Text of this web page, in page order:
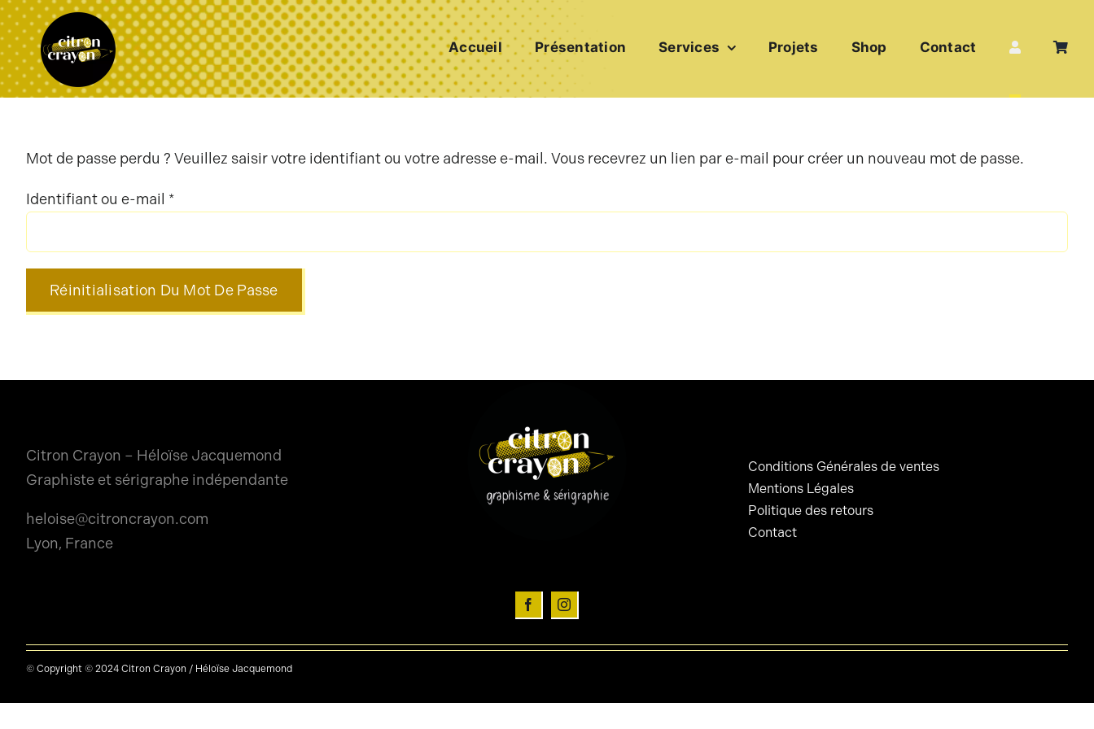
Passer
au
contenu
Accueil Présentation Services Projets Shop Contact
Mot de passe perdu ? Veuillez saisir votre identifiant ou votre adresse e-mail. Vous recevrez un lien par e-mail pour créer un nouveau mot de passe.
Identifiant ou e-mail *Obligatoire
Réinitialisation Du Mot De Passe
Citron Crayon – Héloïse Jacquemond
Graphiste et sérigraphe indépendante
heloise@citroncrayon.com
Lyon, France
Conditions Générales de ventes
Mentions Légales
Politique des retours
Contact
© Copyright © 2024 Citron Crayon / Héloïse Jacquemond